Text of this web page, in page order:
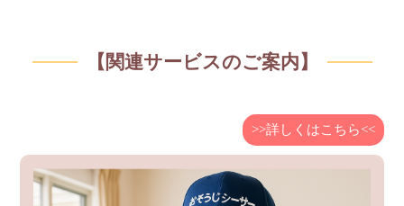
【関連サービスのご案内】
>>詳しくはこちら<<